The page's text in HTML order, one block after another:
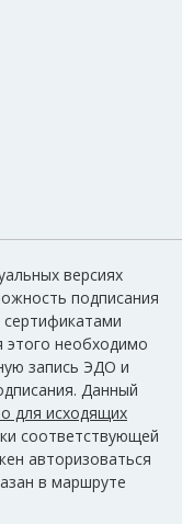
версиях
подписания
этого необходимо
запись ЭДО и
Данный
для исходящих
соответствующей
авторизоваться
в маршруте